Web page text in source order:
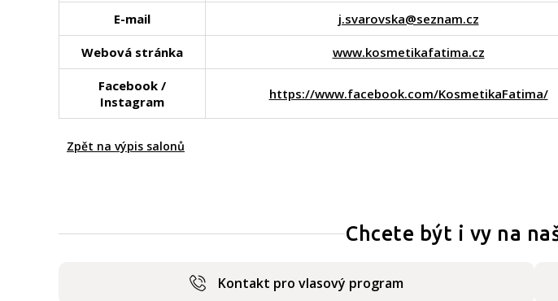
E-mail j.svarovska@seznam.cz
Webová stránka www.kosmetikafatima.cz
Facebook /
Instagram
https://www.facebook.com/KosmetikaFatima/
Zpět na výpis salonů
Chcete být i vy na
Kontakt pro vlasový program